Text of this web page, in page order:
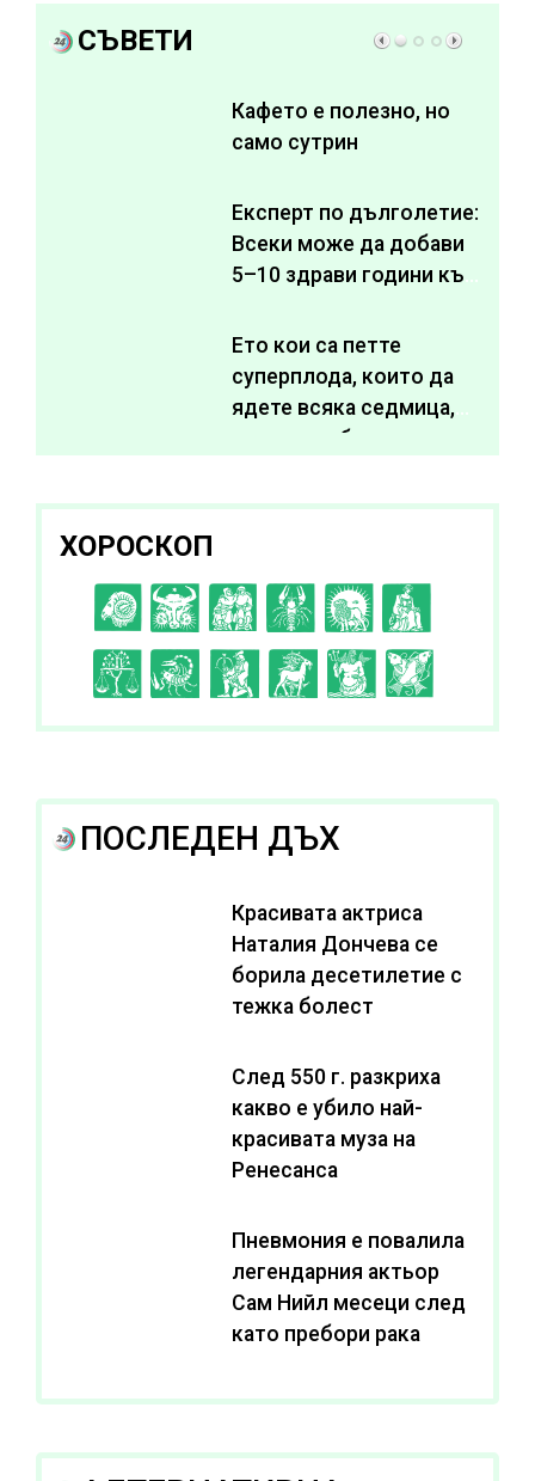
СЪВЕТИ
Кафето е полезно, но
само сутрин
Експерт по дълголетие:
Всеки може да добави
5–10 здрави години към
Ето кои са петте
суперплода, които да
ядете всяка седмица,
за да подобрите
ХОРОСКОП
C D EFGH
I J K L A B
ПОСЛЕДЕН ДЪХ
Красивата актриса
Наталия Дончева се
борила десетилетие с
тежка болест
След 550 г. разкриха
какво е убило най-
красивата муза на
Ренесанса
Пневмония е повалила
легендарния актьор
Сам Нийл месеци след
като пребори рака